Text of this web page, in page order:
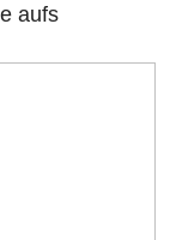
aufs